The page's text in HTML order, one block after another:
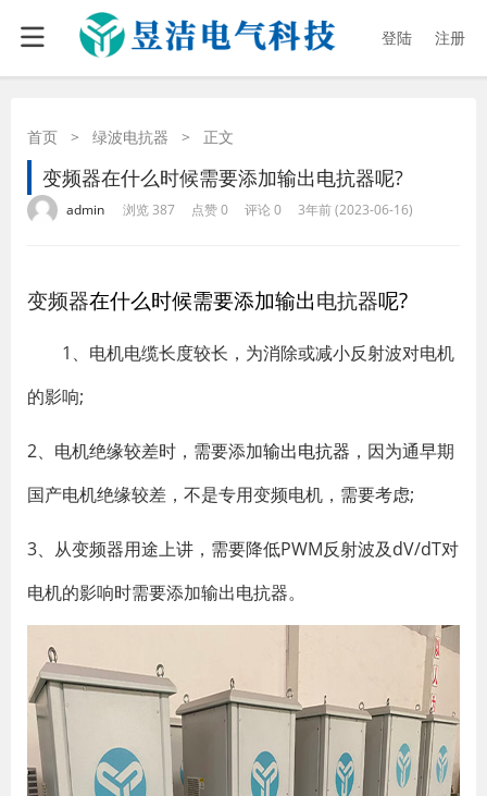
登陆 注册
首页 > 绿波电抗器 > 正文
变频器在什么时候需要添加输出电抗器呢?
admin 浏览 387 点赞 0 评论 0 3年前 (2023-06-16)
变频器在什么时候需要添加输出电抗器呢?
1、电机电缆长度较长，为消除或减小反射波对电机
的影响;
2、电机绝缘较差时，需要添加输出电抗器 ，因为通早期
国产电机绝缘较差，不是专用变频电机，需要考虑;
3、从变频器用途上讲，需要降低PWM反射波及dV/dT对
电机的影响时需要添加输出电抗器。